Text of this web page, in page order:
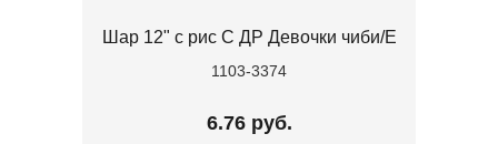
Шар 12" с рис С ДР Девочки чиби/E
1103-3374
6.76 руб.